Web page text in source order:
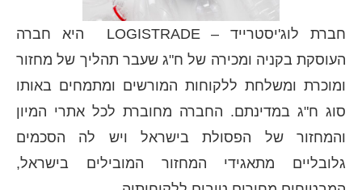
חברת לוג'יסטרייד – LOGISTRADE היא חברה
העוסקת בקניה ומכירה של ח"ג שעבר תהליך של מחזור
ומוכרת ומשלחת ללקוחות המורשים ומתמחים באותו
סוג ח"ג במדינתם. החברה מחוברת לכל אתרי המיון
והמחזור של הפסולת בישראל ויש לה הסכמים
גלובליים מתאגידי המחזור המובילים בישראל,